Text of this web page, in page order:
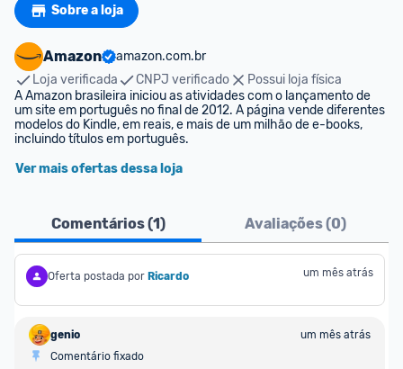
Sobre a loja
Amazon
amazon.com.br
Loja verificada
CNPJ verificado
Possui loja física
A Amazon brasileira iniciou as atividades com o lançamento de
um site em português no final de 2012. A página vende diferentes
modelos do Kindle, em reais, e mais de um milhão de e-books,
incluindo títulos em português.
Ver mais ofertas dessa loja
Comentários (1) Avaliações (0)
Oferta postada por Ricardo um mês atrás
genio
um mês atrás
Comentário fixado